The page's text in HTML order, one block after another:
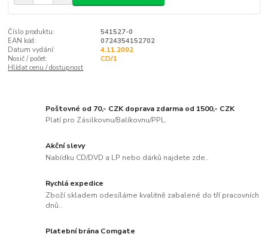
Číslo produktu:
541527-0
EAN kód:
0724354152702
Datum vydání:
4.11.2002
Nosič / počet:
CD/1
Hlídat cenu / dostupnost
Poštovné od 70,- CZK doprava zdarma od 1500,- CZK
Platí pro Zásilkovnu/Balíkovnu/PPL.
Akční slevy
Nabídku CD/DVD a LP nebo dárků najdete zde..
Rychlá expedice
Zboží skladem odesíláme kvalitně zabalené do tří pracovních
dnů..
Platební brána Comgate